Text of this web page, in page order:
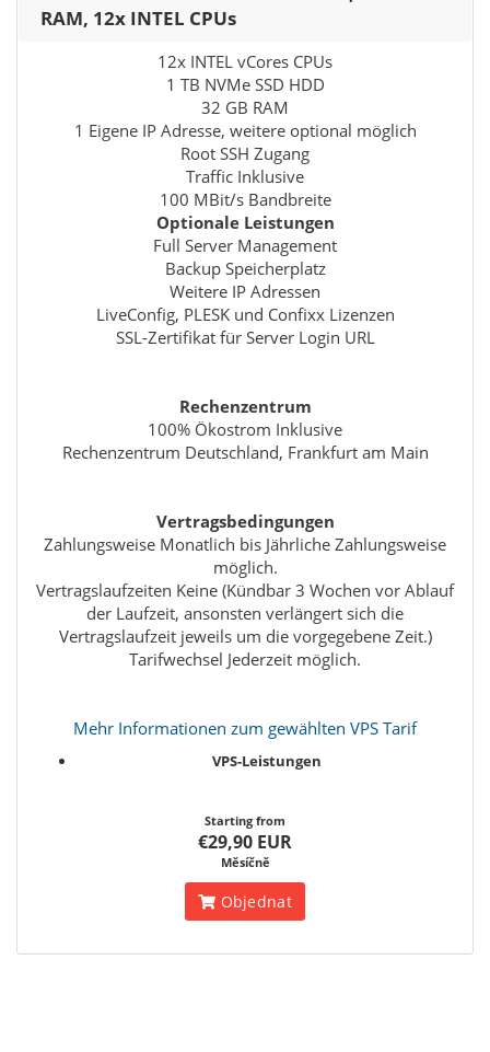
RAM, 12x INTEL CPUs
12x INTEL vCores CPUs
1 TB NVMe SSD HDD
32 GB RAM
1 Eigene IP Adresse, weitere optional möglich
Root SSH Zugang
Traffic Inklusive
100 MBit/s Bandbreite
Optionale Leistungen
Full Server Management
Backup Speicherplatz
Weitere IP Adressen
LiveConfig, PLESK und Confixx Lizenzen
SSL-Zertifikat für Server Login URL
Rechenzentrum
100% Ökostrom Inklusive
Rechenzentrum Deutschland, Frankfurt am Main
Vertragsbedingungen
Zahlungsweise Monatlich bis Jährliche Zahlungsweise
möglich.
Vertragslaufzeiten Keine (Kündbar 3 Wochen vor Ablauf
der Laufzeit, ansonsten verlängert sich die
Vertragslaufzeit jeweils um die vorgegebene Zeit.)
Tarifwechsel Jederzeit möglich.
Mehr Informationen zum gewählten VPS Tarif
VPS-Leistungen
Starting from
€29,90 EUR
Měsíčně
Objednat